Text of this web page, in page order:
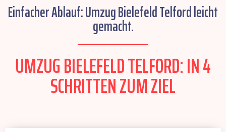
Einfacher Ablauf: Umzug Bielefeld Telford leicht
gemacht.
UMZUG BIELEFELD TELFORD: IN 4
SCHRITTEN ZUM ZIEL